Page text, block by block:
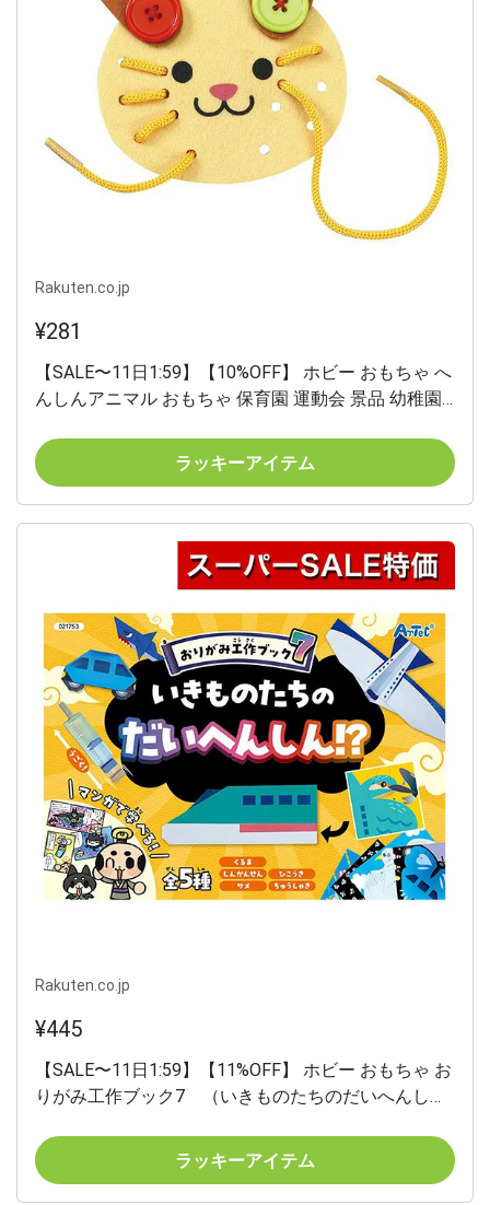
Rakuten.co.jp
¥281
【SALE〜11日1:59】【10%OFF】 ホビー おもちゃ へ
んしんアニマル おもちゃ 保育園 運動会 景品 幼稚園
ト イベント セール sale
ラッキーアイテム
Rakuten.co.jp
¥445
【SALE〜11日1:59】【11%OFF】 ホビー おもちゃ お
りがみ工作ブック7 （いきものたちのだいへんし
400円台 敬老会 プレゼント イベント セール sale
ラッキーアイテム